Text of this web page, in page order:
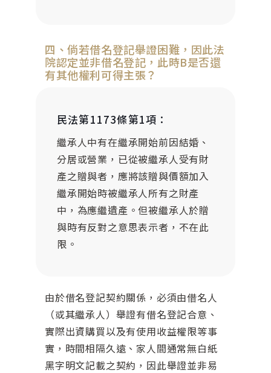
四、倘若借名登記舉證困難，因此法
院認定並非借名登記，此時B是否還
有其他權利可得主張？
民法第1173條第1項：
繼承人中有在繼承開始前因結婚、
分居或營業，已從被繼承人受有財
產之贈與者，應將該贈與價額加入
繼承開始時被繼承人所有之財產
中，為應繼遺產。但被繼承人於贈
與時有反對之意思表示者，不在此
限。
由於借名登記契約關係，必須由借名人
（或其繼承人）舉證有借名登記合意、
實際出資購買以及有使用收益權限等事
實，時間相隔久遠、家人間通常無白紙
黑字明文記載之契約，因此舉證並非易